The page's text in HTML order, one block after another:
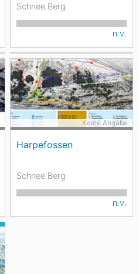
Schnee Berg
n.v.
Harpefossen
Keine Angabe
Schnee Berg
n.v.